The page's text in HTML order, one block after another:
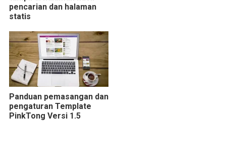
pencarian dan halaman
statis
Panduan pemasangan dan
pengaturan Template
PinkTong Versi 1.5